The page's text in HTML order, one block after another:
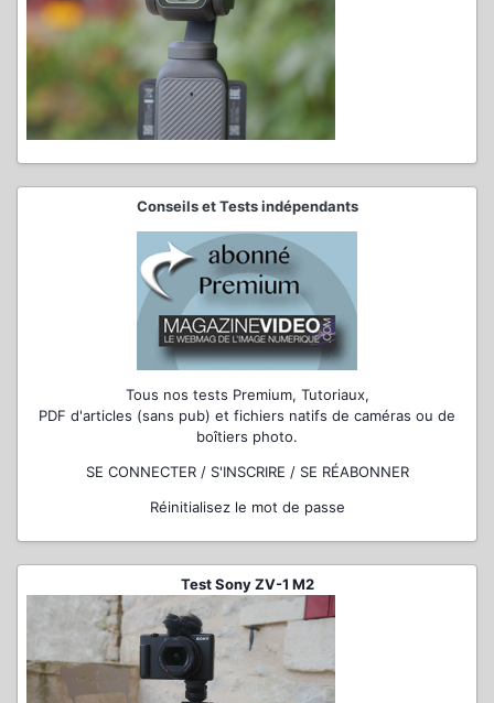
Conseils et Tests indépendants
Tous nos tests Premium, Tutoriaux,
PDF d'articles (sans pub) et fichiers natifs de caméras ou de
boîtiers photo.
SE CONNECTER / S'INSCRIRE / SE RÉABONNER
Réinitialisez le mot de passe
Test Sony ZV-1 M2